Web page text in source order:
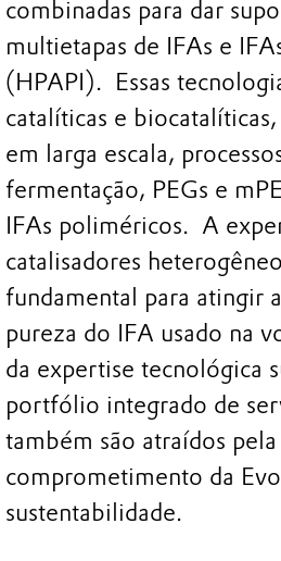
combinadas para dar
multietapas de IFAs e
(HPAPI). Essas
catalíticas e
em larga escala,
fermentação, PEGs e
IFAs poliméricos. A
catalisadores
fundamental para atingir
pureza do IFA usado na
da expertise tecnológica
portfólio integrado de
também são atraídos
comprometimento da
sustentabilidade.